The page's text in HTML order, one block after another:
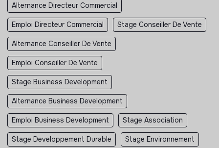
Alternance Directeur Commercial
Emploi Directeur Commercial Stage Conseiller De Vente
Alternance Conseiller De Vente
Emploi Conseiller De Vente
Stage Business Development
Alternance Business Development
Emploi Business Development Stage Association
Stage Developpement Durable Stage Environnement